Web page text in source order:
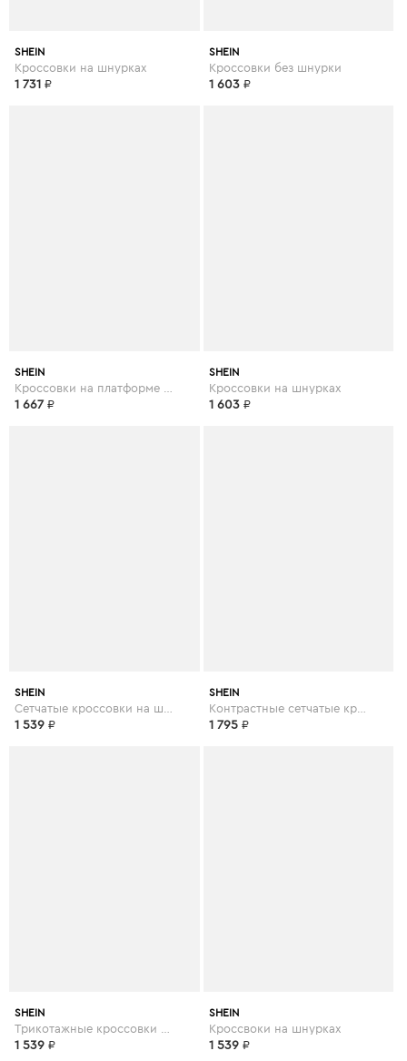
SHEIN
Кроссовки на шнурках
1 731 ₽
SHEIN
Кроссовки без шнурки
1 603 ₽
SHEIN
1 667 ₽
SHEIN
Кроссовки на шнурках
1 603 ₽
SHEIN
1 539 ₽
SHEIN
Контрастные сетчатые кроссовки на шнурках
1 795 ₽
SHEIN
1 539 ₽
SHEIN
Кроссвоки на шнурках
1 539 ₽